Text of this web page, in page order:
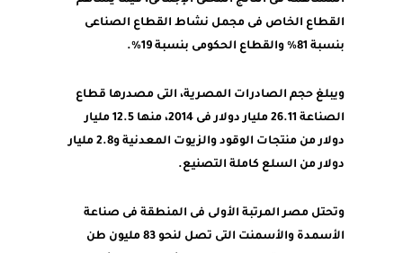
القطاع الخاص فى مجمل نشاط القطاع الصناعى
بنسبة 81% والقطاع الحكومى بنسبة 19%.
ويبلغ حجم الصادرات المصرية، التى مصدرها قطاع
الصناعة 26.11 مليار دولار فى 2014، منها 12.5 مليار
دولار من منتجات الوقود والزيوت المعدنية و2.8 مليار
دولار من السلع كاملة التصنيع.
وتحتل مصر المرتبة الأولى فى المنطقة فى صناعة
الأسمدة والأسمنت التى تصل لنحو 83 مليون طن